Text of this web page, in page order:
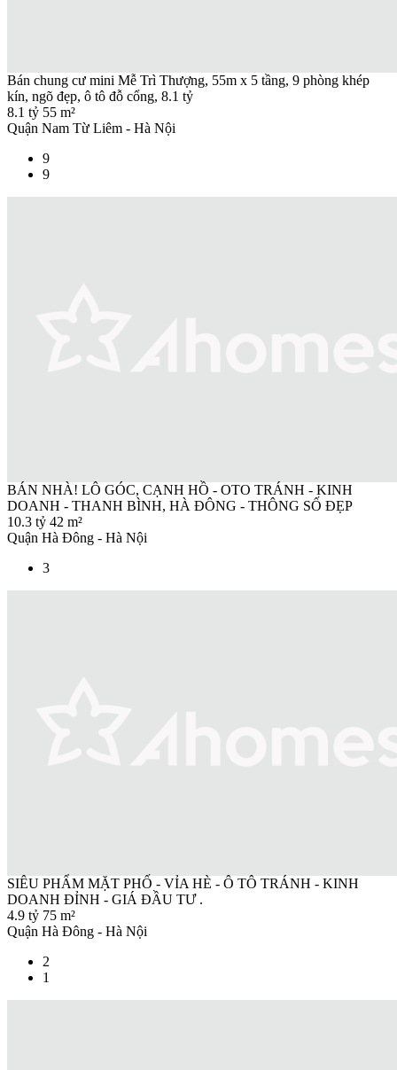
Bán chung cư mini Mễ Trì Thượng, 55m x 5 tầng, 9 phòng khép
kín, ngõ đẹp, ô tô đỗ cổng, 8.1 tỷ
8.1 tỷ 55 m²
Quận Nam Từ Liêm - Hà Nội
9
9
BÁN NHÀ! LÔ GÓC, CẠNH HỒ - OTO TRÁNH - KINH
DOANH - THANH BÌNH, HÀ ĐÔNG - THÔNG SỐ ĐẸP
10.3 tỷ 42 m²
Quận Hà Đông - Hà Nội
3
SIÊU PHẨM MẶT PHỐ - VỈA HÈ - Ô TÔ TRÁNH - KINH
DOANH ĐỈNH - GIÁ ĐẦU TƯ .
4.9 tỷ 75 m²
Quận Hà Đông - Hà Nội
2
1